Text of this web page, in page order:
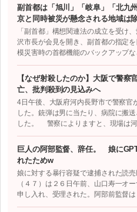
副首都は「旭川」「岐阜」「北九
京と同時被災が懸念される地域は
「副首都」構想関連法の成立を受け
沢市長が会見を開き、副首都の指定
模災害時の首都機能のバックアップ
【なぜ射殺したのか】大阪で警察
亡、批判殺到の見込みへ
4日午後、大阪府河内長野市で警察官
した。銃弾は男に当たり、病院に搬
した。 警察によりますと、現場は
巨人の阿部監督、辞任。 娘に
れたためw
娘に対する暴行容疑で逮捕された読
（４７）は２６日午前、山口寿一オ
申し入れ、受理された。阿部前監督